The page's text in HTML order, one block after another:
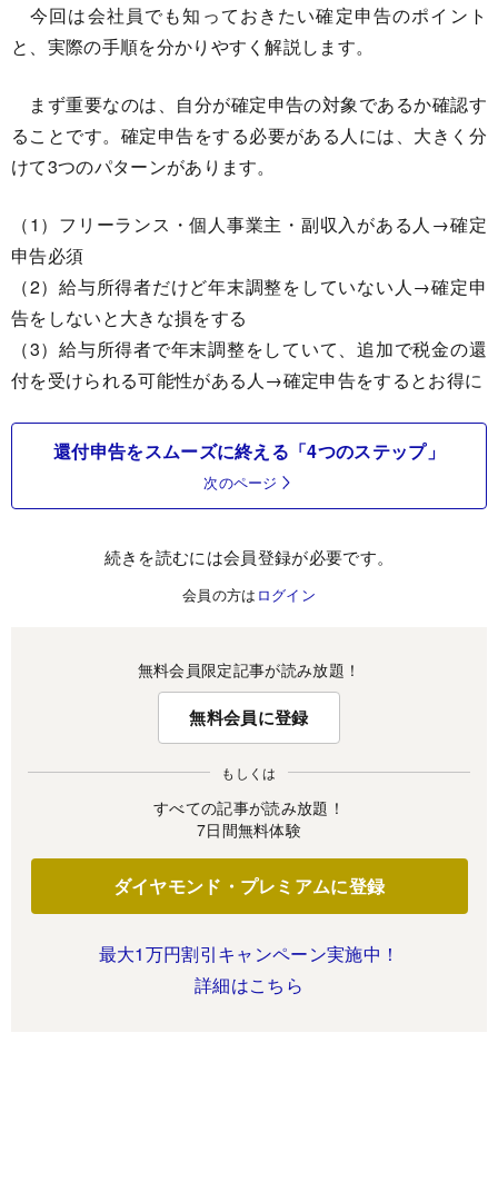
今回は会社員でも知っておきたい確定申告のポイント
と、実際の手順を分かりやすく解説します。
まず重要なのは、自分が確定申告の対象であるか確認す
ることです。確定申告をする必要がある人には、大きく分
けて3つのパターンがあります。
（1）フリーランス・個人事業主・副収入がある人→確定
申告必須
（2）給与所得者だけど年末調整をしていない人→確定申
告をしないと大きな損をする
（3）給与所得者で年末調整をしていて、追加で税金の還
付を受けられる可能性がある人→確定申告をするとお得に
還付申告をスムーズに終える「4つのステップ」
次のページ
続きを読むには会員登録が必要です。
会員の方は ログイン
無料会員限定記事が読み放題！
無料会員に登録
もしくは
すべての記事が読み放題！
7日間無料体験
ダイヤモンド・プレミアムに登録
最大1万円割引キャンペーン実施中！
詳細はこちら